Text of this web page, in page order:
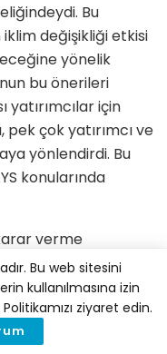
Bu
değişikliği etkisi
yönelik
bu önerileri
için
çok yatırımcı ve
yönlendirdi. Bu
konularında
verme
sonuçlar, risk ve
bulunanlar
yapılması
ÇYS
Bu web sitesini
kullanılmasına izin
ziyaret edin.